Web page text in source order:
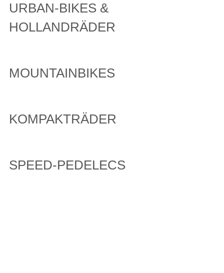
URBAN-BIKES &
HOLLANDRÄDER
MOUNTAINBIKES
KOMPAKTRÄDER
SPEED-PEDELECS